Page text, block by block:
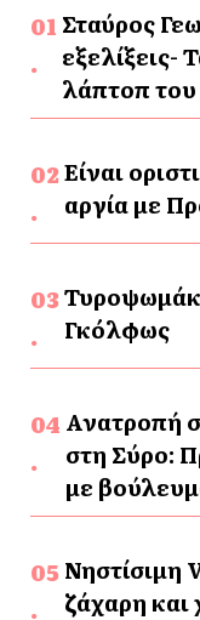
Σταύρος
εξελίξεις-
λάπτοπ
Είναι
αργία με
Γκόλφως
Ανατροπή
στη Σύρο:
με
Νηστίσιμη
ζάχαρη και